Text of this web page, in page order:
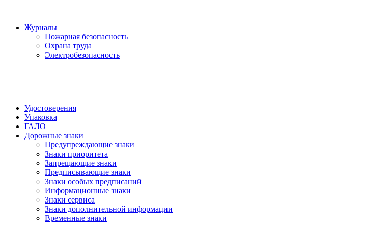
Журналы
Пожарная безопасность
Охрана труда
Электробезопасность
Удостоверения
Упаковка
ГАЛО
Дорожные знаки
Предупреждающие знаки
Знаки приоритета
Запрещающие знаки
Предписывающие знаки
Знаки особых предписаний
Информационные знаки
Знаки сервиса
Знаки дополнительной информации
Временные знаки